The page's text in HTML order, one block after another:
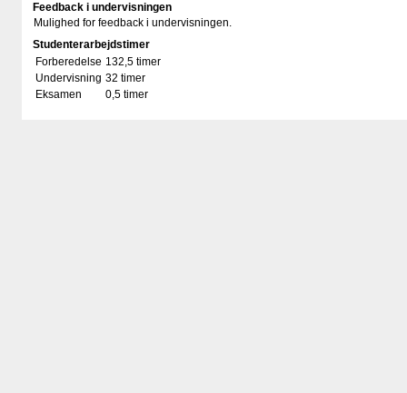
Feedback i undervisningen
Mulighed for feedback i undervisningen.
Studenterarbejdstimer
Forberedelse 132,5 timer
Undervisning 32 timer
Eksamen
0,5 timer